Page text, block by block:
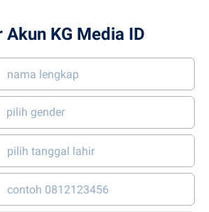
Akun KG Media ID